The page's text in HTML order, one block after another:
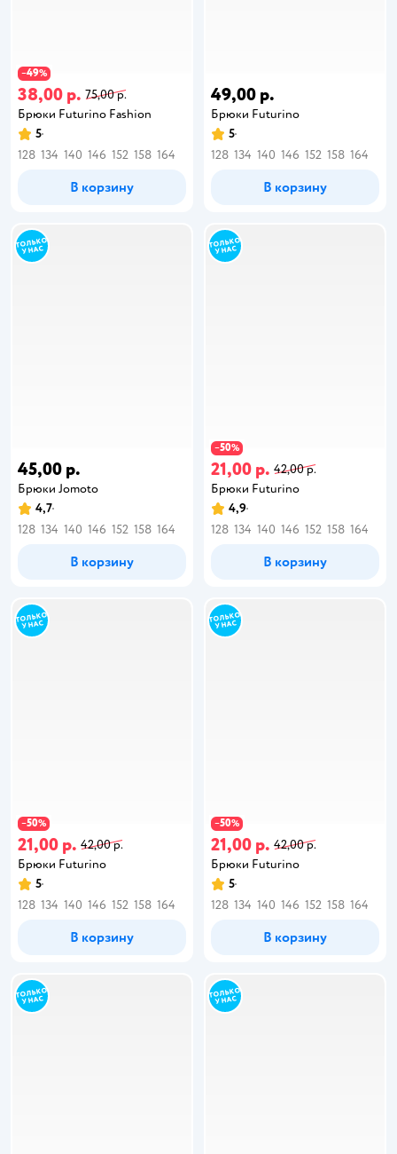
−49%
38,00 р. 75,00 р.
Брюки Futurino Fashion
5
128 134 140 146 152 158 164
В корзину
49,00 р.
Брюки Futurino
5
128 134 140 146 152 158 164
В корзину
45,00 р.
Брюки Jomoto
4,7
128 134 140 146 152 158 164
В корзину
−50%
21,00 р. 42,00 р.
Брюки Futurino
4,9
128 134 140 146 152 158 164
В корзину
−50%
21,00 р. 42,00 р.
Брюки Futurino
5
128 134 140 146 152 158 164
В корзину
−50%
21,00 р. 42,00 р.
Брюки Futurino
5
128 134 140 146 152 158 164
В корзину